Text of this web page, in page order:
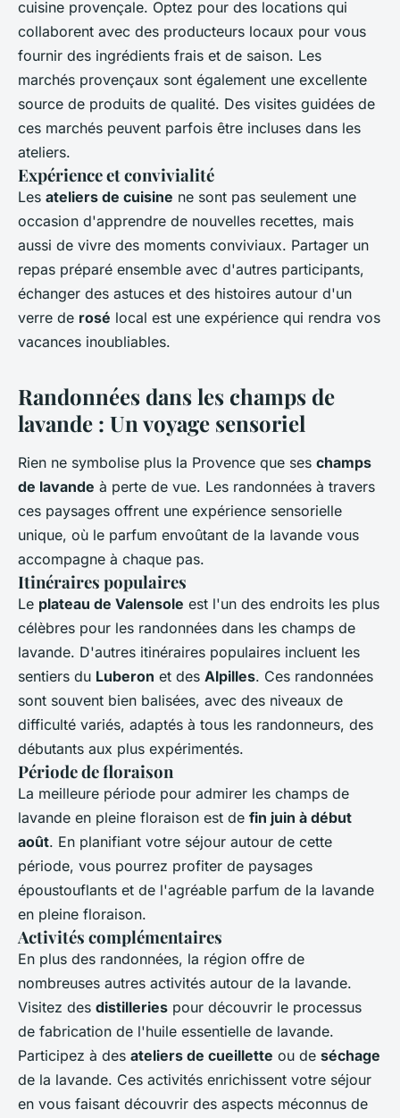
cuisine provençale. Optez pour des locations qui
collaborent avec des producteurs locaux pour vous
fournir des ingrédients frais et de saison. Les
marchés provençaux sont également une excellente
source de produits de qualité. Des visites guidées de
ces marchés peuvent parfois être incluses dans les
ateliers.
Expérience et convivialité
Les ateliers de cuisine ne sont pas seulement une
occasion d'apprendre de nouvelles recettes, mais
aussi de vivre des moments conviviaux. Partager un
repas préparé ensemble avec d'autres participants,
échanger des astuces et des histoires autour d'un
verre de rosé local est une expérience qui rendra vos
vacances inoubliables.
Randonnées dans les champs de
lavande : Un voyage sensoriel
Rien ne symbolise plus la Provence que ses champs
de lavande à perte de vue. Les randonnées à travers
ces paysages offrent une expérience sensorielle
unique, où le parfum envoûtant de la lavande vous
accompagne à chaque pas.
Itinéraires populaires
Le plateau de Valensole est l'un des endroits les plus
célèbres pour les randonnées dans les champs de
lavande. D'autres itinéraires populaires incluent les
sentiers du Luberon et des Alpilles. Ces randonnées
sont souvent bien balisées, avec des niveaux de
difficulté variés, adaptés à tous les randonneurs, des
débutants aux plus expérimentés.
Période de floraison
La meilleure période pour admirer les champs de
lavande en pleine floraison est de fin juin à début
août. En planifiant votre séjour autour de cette
période, vous pourrez profiter de paysages
époustouflants et de l'agréable parfum de la lavande
en pleine floraison.
Activités complémentaires
En plus des randonnées, la région offre de
nombreuses autres activités autour de la lavande.
Visitez des distilleries pour découvrir le processus
de fabrication de l'huile essentielle de lavande.
Participez à des ateliers de cueillette ou de séchage
de la lavande. Ces activités enrichissent votre séjour
en vous faisant découvrir des aspects méconnus de